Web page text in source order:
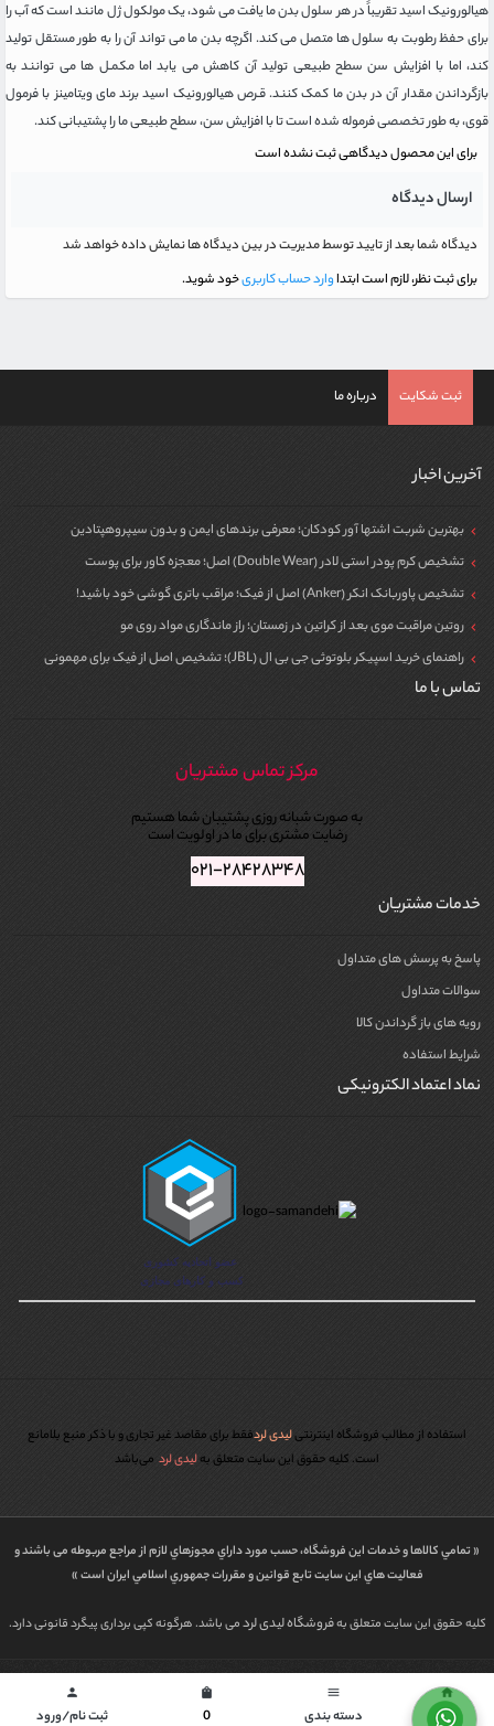
هیالورونیک اسید تقریباً در هر سلول بدن ما یافت می شود، یک مولکول ژل مانند است که آب را
برای حفظ رطوبت به سلول ها متصل می کند. اگرچه بدن ما می تواند آن را به طور مستقل تولید
کند، اما با افزایش سن سطح طبیعی تولید آن کاهش می یابد اما مکمـل ها می توانند به
بازگرداندن مقدار آن در بدن ما کمک کنند. قـرص هیالورونیک اسید برند مای ویتامینز با فرمول
قوی، به طور تخصصی فرموله شده است تا با افزایش سن، سطح طبیعی ما را پشتیبانی کند.
برای این محصول دیدگاهی ثبت نشده است
ارسال دیدگاه
دیدگاه شما بعد از تایید توسط مدیریت در بین دیدگاه ها نمایش داده خواهد شد
برای ثبت نظر، لازم است ابتداوارد حساب کاربریخود شوید.
ثبت شکایت درباره ما
آخرین اخبار
بهترین شربت اشتها آور کودکان؛ معرفی برندهای ایمن و بدون سیپروهپتادین
تشخیص کرم پودر استی لادر (Double Wear) اصل؛ معجزه کاور برای پوست
تشخیص پاوربانک انکر (Anker) اصل از فیک؛ مراقب باتری گوشی خود باشید!
روتین مراقبت موی بعد از کراتین در زمستان؛ راز ماندگاری مواد روی مو
راهنمای خرید اسپیکر بلوتوثی جی بی ال (JBL)؛ تشخیص اصل از فیک برای مهمونی
تماس با ما
مرکز تماس مشتریان
به صورت شبانه روزی پشتیبان شما هستیم
رضایت مشتری برای ما در اولویت است
۰۲۱-۲۸۴۲۸۳۴۸
خدمات مشتریان
پاسخ به پرسش های متداول
سوالات متداول
رویه های باز گرداندن کالا
شرایط استفاده
نماد اعتماد الکترونیکی
استفاده از مطالب فروشگاه اینترنتیلیدی لردفقط برای مقاصد غیر تجاری و با ذکر منبع بلامانع
است. کليه حقوق اين سايت متعلق بهلیدی لرد می‌باشد
« تمامي كالاها و خدمات اين فروشگاه، حسب مورد داراي مجوزهاي لازم از مراجع مربوطه می باشند و
فعاليت هاي اين سايت تابع قوانين و مقررات جمهوري اسلامي ايران است »
کلیه حقوق این سایت متعلق بهفروشگاه لیدی لردمی باشد. هرگونه کپی برداری پیگرد قانونی دارد.
طراحی شده توسط | پاورگرافhome
خانه
menu
دسته بندی
shopping_bag
0
person
ثبت نام/ورود